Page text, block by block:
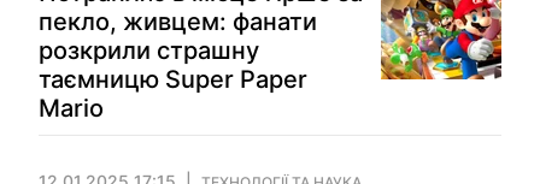
пекло, живцем: фанати
розкрили страшну
таємницю Super Paper
Mario